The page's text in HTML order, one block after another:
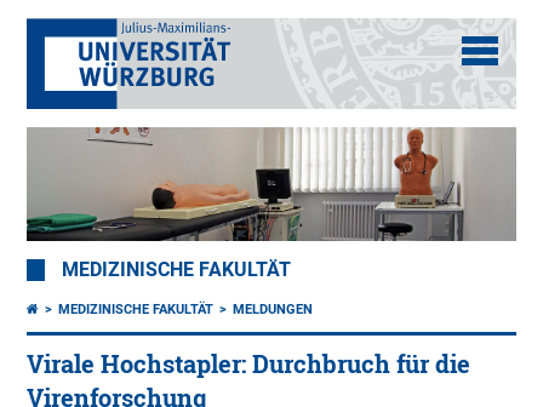
MEDIZINISCHE FAKULTÄT
MEDIZINISCHE FAKULTÄT MELDUNGEN
Virale Hochstapler: Durchbruch für die
Virenforschung